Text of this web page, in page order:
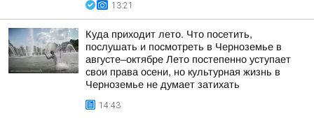
13:21
Куда приходит лето. Что посетить,
послушать и посмотреть в Черноземье в
августе–октябре Лето постепенно уступает
свои права осени, но культурная жизнь в
Черноземье не думает затихать
14:43